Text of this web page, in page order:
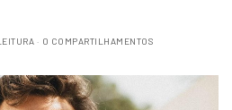
0 COMPARTILHAMENTOS